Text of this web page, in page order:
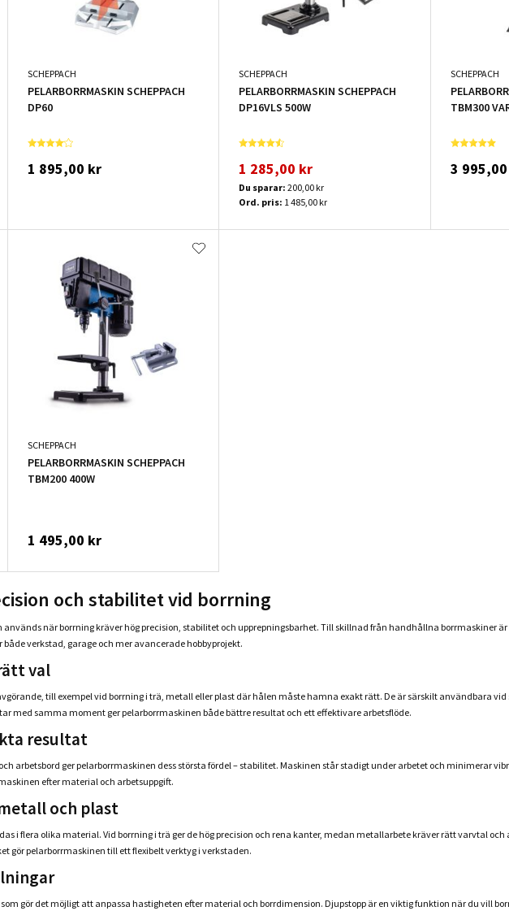
SCHEPPACH
PELARBORRMASKIN SCHEPPACH
DP60
1 895,00 kr
SCHEPPACH
PELARBORRMASKIN SCHEPPACH
DP16VLS 500W
1 285,00 kr
Du sparar: 200,00 kr
Ord. pris: 1 485,00 kr
SCHEPPACH
TBM300
3
SCHEPPACH
PELARBORRMASKIN SCHEPPACH
TBM200 400W
1 495,00 kr
och stabilitet vid borrning
när borrning kräver hög precision, stabilitet och upprepningsbarhet. Till skillnad från handhållna borrmaskiner
verkstad, garage och mer avancerade hobbyprojekt.
val
till exempel vid borrning i trä, metall eller plast där hålen måste hamna exakt rätt. De är särskilt användbara
med samma moment ger pelarborrmaskinen både bättre resultat och ett effektivare arbetsflöde.
resultat
arbetsbord ger pelarborrmaskinen dess största fördel – stabilitet. Maskinen står stadigt under arbetet och minimerar
efter material och arbetsuppgift.
och plast
i flera olika material. Vid borrning i trä ger de hög precision och rena kanter, medan metallarbete kräver rätt varvtal och
gör pelarborrmaskinen till ett flexibelt verktyg i verkstaden.
gör det möjligt att anpassa hastigheten efter material och borrdimension. Djupstopp är en viktig funktion när du vill